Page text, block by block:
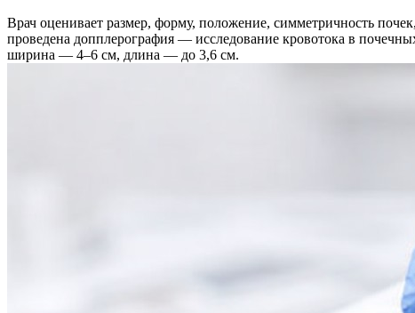
Врач оценивает размер, форму, положение, симметричность
проведена допплерография — исследование кровотока в
ширина — 4–6 см, длина — до 3,6 см.